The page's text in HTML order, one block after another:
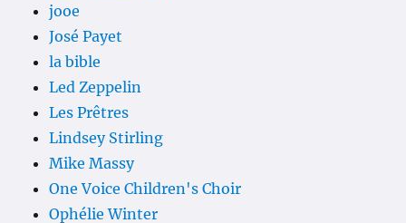
jooe
José Payet
la bible
Led Zeppelin
Les Prêtres
Lindsey Stirling
Mike Massy
One Voice Children's Choir
Ophélie Winter